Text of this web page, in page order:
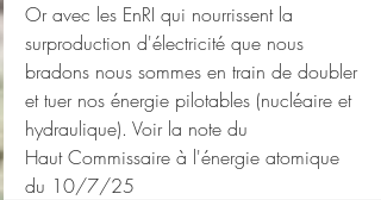
Or avec les EnRI qui nourrissent la
surproduction d'électricité que nous
bradons nous sommes en train de doubler
et tuer nos énergie pilotables (nucléaire et
hydraulique). Voir la note du
Haut Commissaire à l'énergie atomique
du 10/7/25